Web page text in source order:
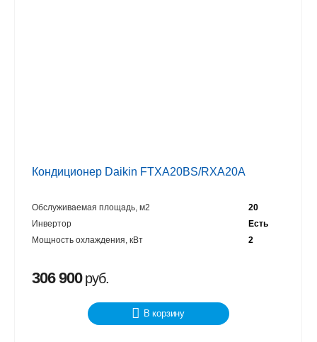
Кондиционер Daikin FTXA20BS/RXA20A
Обслуживаемая площадь, м2
20
Инвертор
Есть
Мощность охлаждения, кВт
2
306 900руб.
В корзину